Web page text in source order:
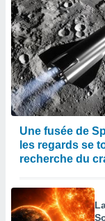
Une fusée de
les regards se
recherche du